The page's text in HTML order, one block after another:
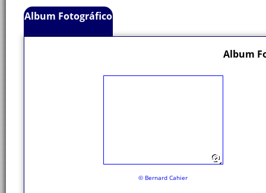
Album Fotográfico
Album
© Bernard Cahier